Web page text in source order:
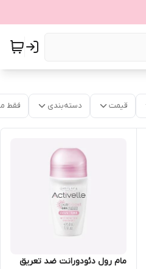
قیمت دسته‌بندی فقط
مام رول دئودورانت ضد تعریق